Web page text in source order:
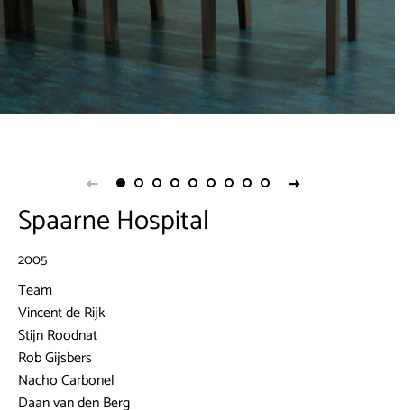
Spaarne Hospital
2005
Team
Vincent de Rijk
Stijn Roodnat
Rob Gijsbers
Nacho Carbonel
Daan van den Berg